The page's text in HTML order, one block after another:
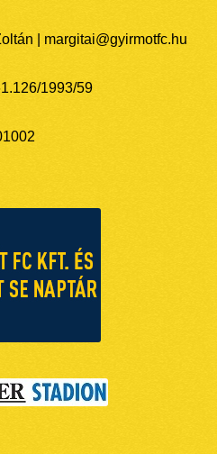
| margitai@gyirmotfc.hu
1993/59